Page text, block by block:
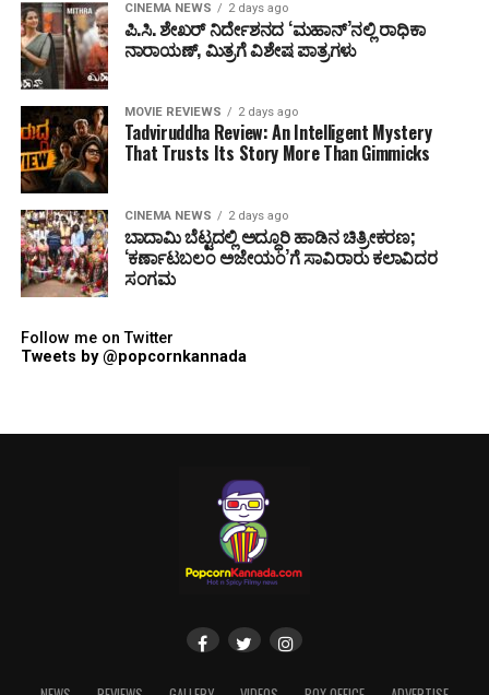
CINEMA NEWS 2 days ago
ಪಿ.ಸಿ. ಶೇಖರ್ ನಿರ್ದೇಶನದ ‘ಮಹಾನ್’ನಲ್ಲಿ ರಾಧಿಕಾ
ನಾರಾಯಣ್, ಮಿತ್ರಗೆ ವಿಶೇಷ ಪಾತ್ರಗಳು
MOVIE REVIEWS 2 days ago
Tadviruddha Review: An Intelligent Mystery
That Trusts Its Story More Than Gimmicks
CINEMA NEWS 2 days ago
ಬಾದಾಮಿ ಬೆಟ್ಟದಲ್ಲಿ ಅದ್ಧೂರಿ ಹಾಡಿನ ಚಿತ್ರೀಕರಣ;
‘ಕರ್ಣಾಟಬಲಂ ಅಜೇಯಂ’ಗೆ ಸಾವಿರಾರು ಕಲಾವಿದರ
ಸಂಗಮ
Follow me on Twitter
Tweets by @popcornkannada